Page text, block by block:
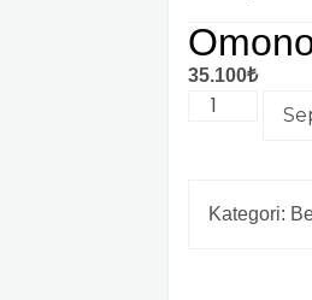
35.100₺
Kategori: